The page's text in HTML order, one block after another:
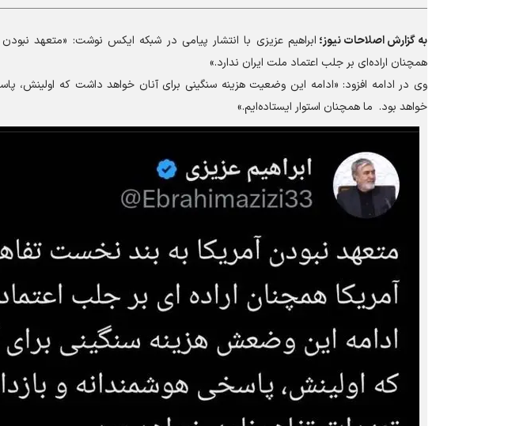
به گزارشاصلاحات نیوز؛ ابراهیم عزیزی با انتشار پیامی در شبکه ایکس نوشت: «متعهد
همچنان اراده‌ای بر جلب اعتماد ملت ایران ندارد.»
وی در ادامه افزود: «ادامه این وضعیت هزینه سنگینی برای آنان خواهد داشت که اولینش،
خواهد بود. ما همچنان استوار ایستاده‌ایم.»